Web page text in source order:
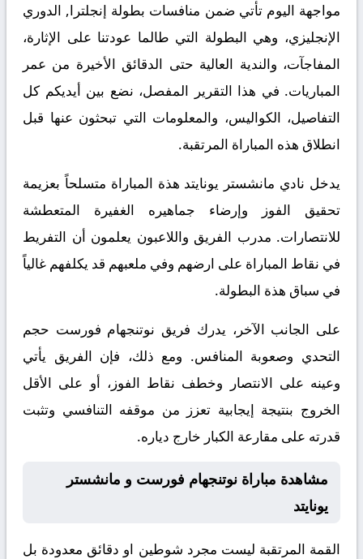
مواجهة اليوم تأتي ضمن منافسات بطولة إنجلترا, الدوري
الإنجليزي، وهي البطولة التي طالما عودتنا على الإثارة،
المفاجآت، والندية العالية حتى الدقائق الأخيرة من عمر
المباريات. في هذا التقرير المفصل، نضع بين أيديكم كل
التفاصيل، الكواليس، والمعلومات التي تبحثون عنها قبل
انطلاق هذه المباراة المرتقبة.
يدخل نادي مانشستر يونايتد هذة المباراة متسلحاً بعزيمة
تحقيق الفوز وإرضاء جماهيره الغفيرة المتعطشة
للانتصارات. مدرب الفريق واللاعبون يعلمون أن التفريط
في نقاط المباراة على ارضهم وفي ملعبهم قد يكلفهم غالياً
في سباق هذة البطولة.
على الجانب الآخر، يدرك فريق نوتنجهام فورست حجم
التحدي وصعوبة المنافس. ومع ذلك، فإن الفريق يأتي
وعينه على الانتصار وخطف نقاط الفوز، أو على الأقل
الخروج بنتيجة إيجابية تعزز من موقفه التنافسي وتثبت
قدرته على مقارعة الكبار خارج دياره.
مشاهدة مباراة نوتنجهام فورست و مانشستر
يونايتد
القمة المرتقبة ليست مجرد شوطين او دقائق معدودة بل